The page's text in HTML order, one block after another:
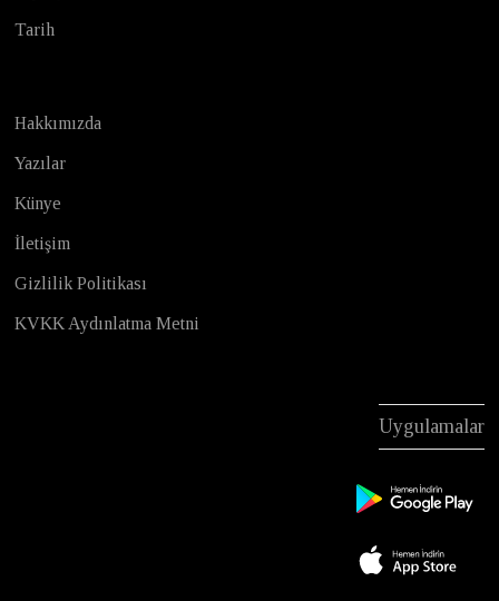
Tarih
Hakkımızda
Yazılar
Künye
İletişim
Gizlilik Politikası
KVKK Aydınlatma Metni
Uygulamalar